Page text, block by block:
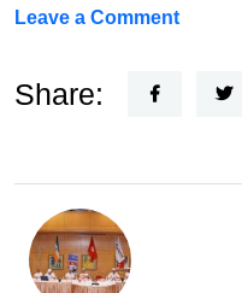
Leave a Commenton
Horizon
la
Share: